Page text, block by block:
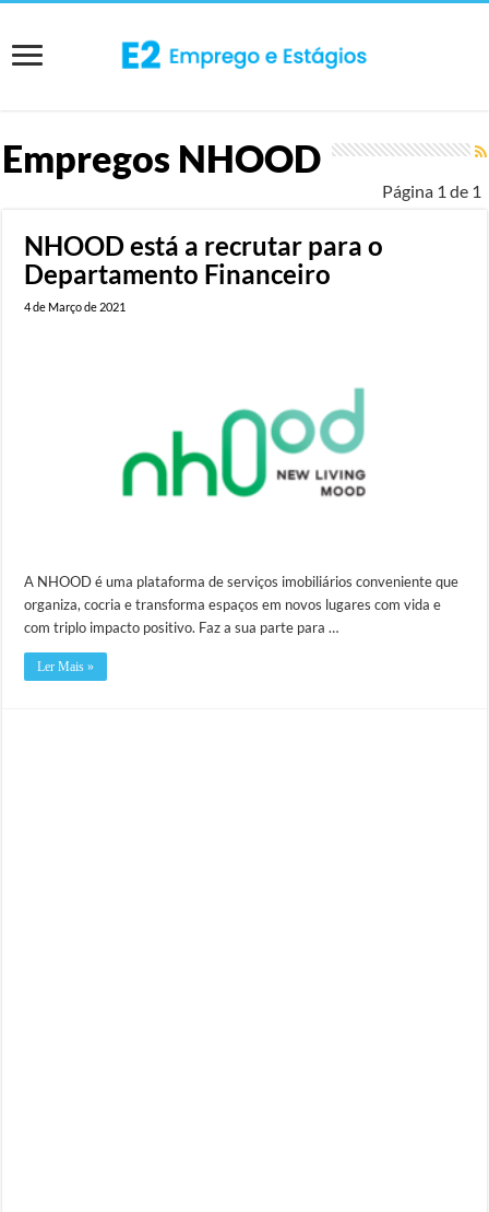
Empregos NHOOD
Página 1 de 1
NHOOD está a recrutar para o
Departamento Financeiro
4 de Março de 2021
A NHOOD é uma plataforma de serviços imobiliários conveniente que
organiza, cocria e transforma espaços em novos lugares com vida e
com triplo impacto positivo. Faz a sua parte para …
Ler Mais »